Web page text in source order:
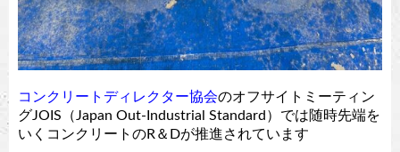
コンクリートディレクター協会のオフサイトミーティン
グJOIS（Japan Out-Industrial Standard）では随時先端を
いくコンクリートのR＆Dが推進されています